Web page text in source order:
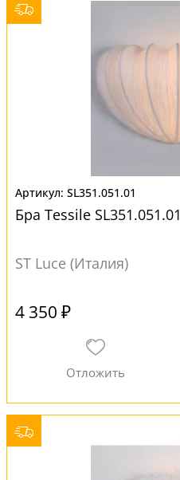
SL351.051.01
Бра Tessile SL351.051.01
ST Luce (Италия)
4 350 ₽